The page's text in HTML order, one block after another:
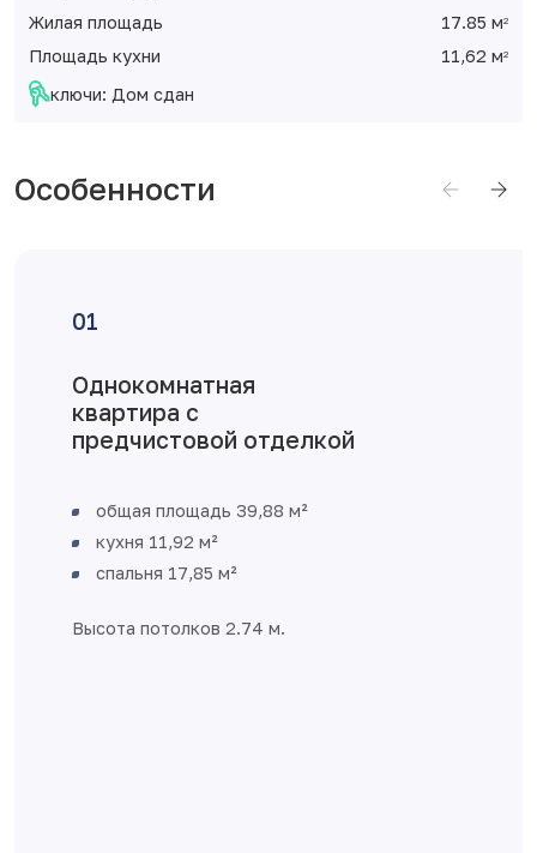
Жилая площадь 17.85 м2
Площадь кухни 11,62 м2
ключи: Дом сдан
Особенности
Однокомнатная
квартира с
предчистовой отделкой
общая площадь 39,88 м²
кухня 11,92 м²
спальня 17,85 м²
Высота потолков 2.74 м.